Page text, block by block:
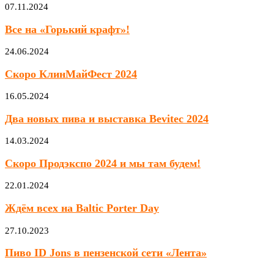
07.11.2024
Все на «Горький крафт»!
24.06.2024
Скоро КлинМайФест 2024
16.05.2024
Два новых пива и выставка Bevitec 2024
14.03.2024
Скоро Продэкспо 2024 и мы там будем!
22.01.2024
Ждём всех на Baltic Porter Day
27.10.2023
Пиво ID Jons в пензенской сети «Лента»